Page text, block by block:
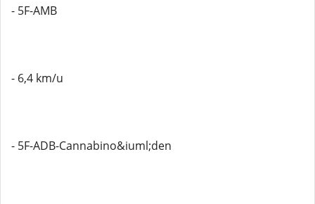
- 5F-AMB
- 6,4 km/u
- 5F-ADB-Cannabino&iuml;den